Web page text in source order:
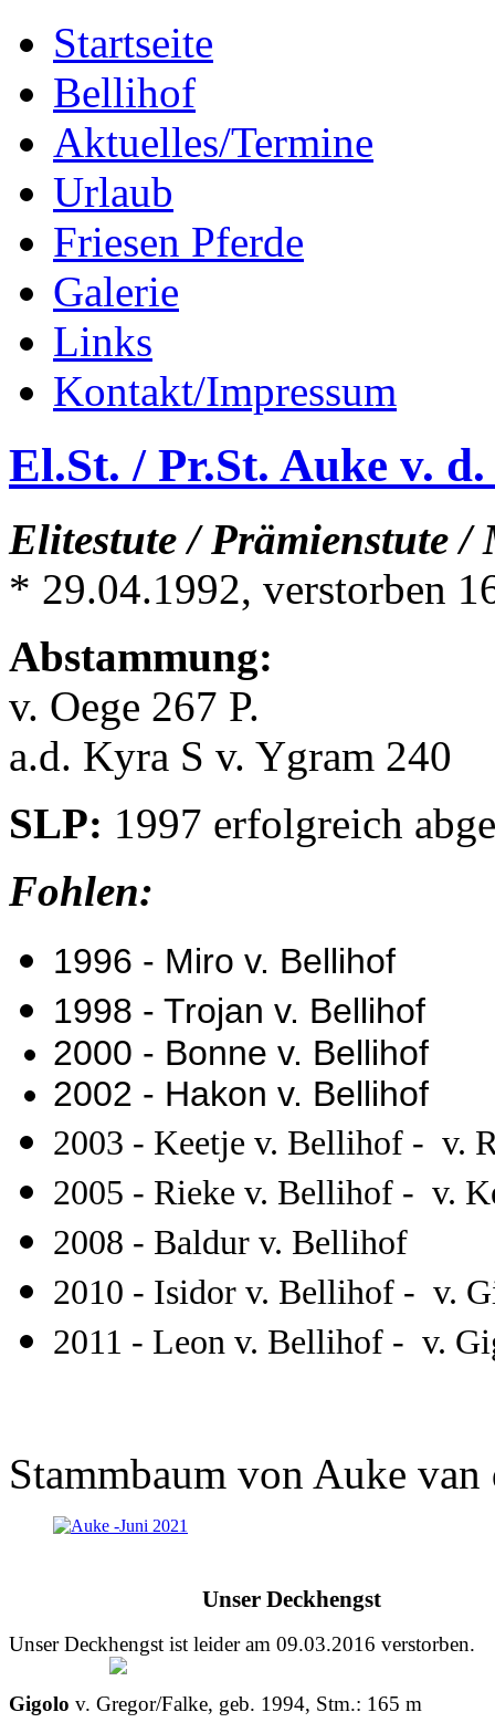
Startseite
Bellihof
Aktuelles/Termine
Urlaub
Friesen Pferde
Galerie
Links
Kontakt/Impressum
El.St. / Pr.St. Auke v.
Elitestute / Prämienstute /
* 29.04.1992, verstorben
Abstammung:
v. Oege 267 P.
a.d. Kyra S v. Ygram 240
SLP: 1997 erfolgreich
Fohlen:
1996 - Miro v. Bellihof
1998 - Trojan v. Bellihof
2000 - Bonne v. Bellihof
2002 - Hakon v. Bellihof
2003 - Keetje v. Bellihof - v.
2005 - Rieke v. Bellihof - v.
2008 - Baldur v. Bellihof
2010 - Isidor v. Bellihof - v.
2011 - Leon v. Bellihof - v.
Stammbaum von Auke
Unser Deckhengst
Unser Deckhengst ist leider am 09.03.2016 verstorben.
Gigolo v. Gregor/Falke, geb. 1994, Stm.: 165 m